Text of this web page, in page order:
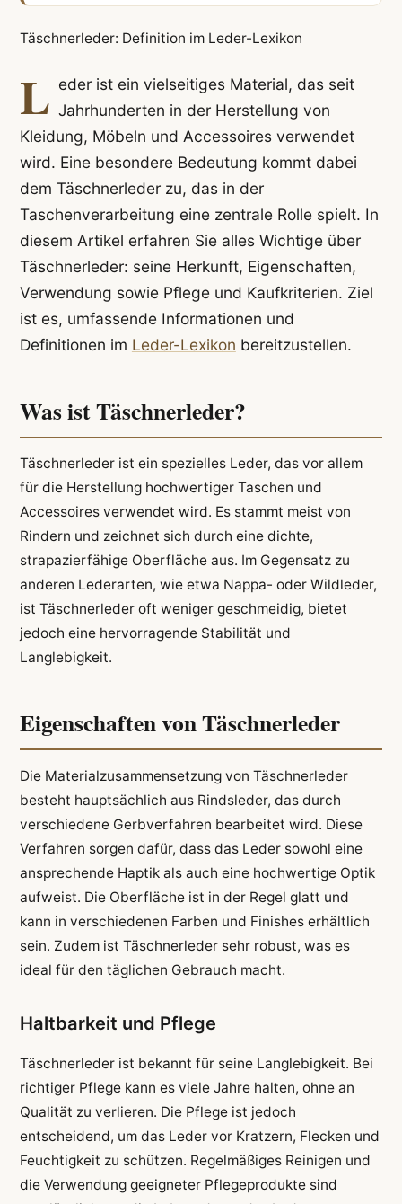
Täschnerleder: Definition im Leder-Lexikon
L eder ist ein vielseitiges Material, das seit
Jahrhunderten in der Herstellung von
Kleidung, Möbeln und Accessoires verwendet
wird. Eine besondere Bedeutung kommt dabei
dem Täschnerleder zu, das in der
Taschenverarbeitung eine zentrale Rolle spielt. In
diesem Artikel erfahren Sie alles Wichtige über
Täschnerleder: seine Herkunft, Eigenschaften,
Verwendung sowie Pflege und Kaufkriterien. Ziel
ist es, umfassende Informationen und
Definitionen im Leder-Lexikon bereitzustellen.
Was ist Täschnerleder?
Täschnerleder ist ein spezielles Leder, das vor allem
für die Herstellung hochwertiger Taschen und
Accessoires verwendet wird. Es stammt meist von
Rindern und zeichnet sich durch eine dichte,
strapazierfähige Oberfläche aus. Im Gegensatz zu
anderen Lederarten, wie etwa Nappa- oder Wildleder,
ist Täschnerleder oft weniger geschmeidig, bietet
jedoch eine hervorragende Stabilität und
Langlebigkeit.
Eigenschaften von Täschnerleder
Die Materialzusammensetzung von Täschnerleder
besteht hauptsächlich aus Rindsleder, das durch
verschiedene Gerbverfahren bearbeitet wird. Diese
Verfahren sorgen dafür, dass das Leder sowohl eine
ansprechende Haptik als auch eine hochwertige Optik
aufweist. Die Oberfläche ist in der Regel glatt und
kann in verschiedenen Farben und Finishes erhältlich
sein. Zudem ist Täschnerleder sehr robust, was es
ideal für den täglichen Gebrauch macht.
Haltbarkeit und Pflege
Täschnerleder ist bekannt für seine Langlebigkeit. Bei
richtiger Pflege kann es viele Jahre halten, ohne an
Qualität zu verlieren. Die Pflege ist jedoch
entscheidend, um das Leder vor Kratzern, Flecken und
Feuchtigkeit zu schützen. Regelmäßiges Reinigen und
die Verwendung geeigneter Pflegeprodukte sind